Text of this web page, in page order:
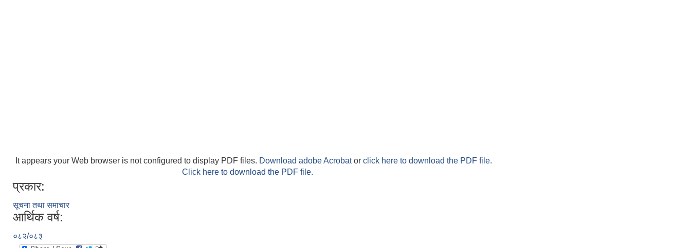
It appears your Web browser is not configured to display PDF files. Download adobe Acrobator click here to download the PDF file.
Click here to download the PDF file.
प्रकार:
सूचना तथा समाचार
आर्थिक वर्ष:
०८२/०८३